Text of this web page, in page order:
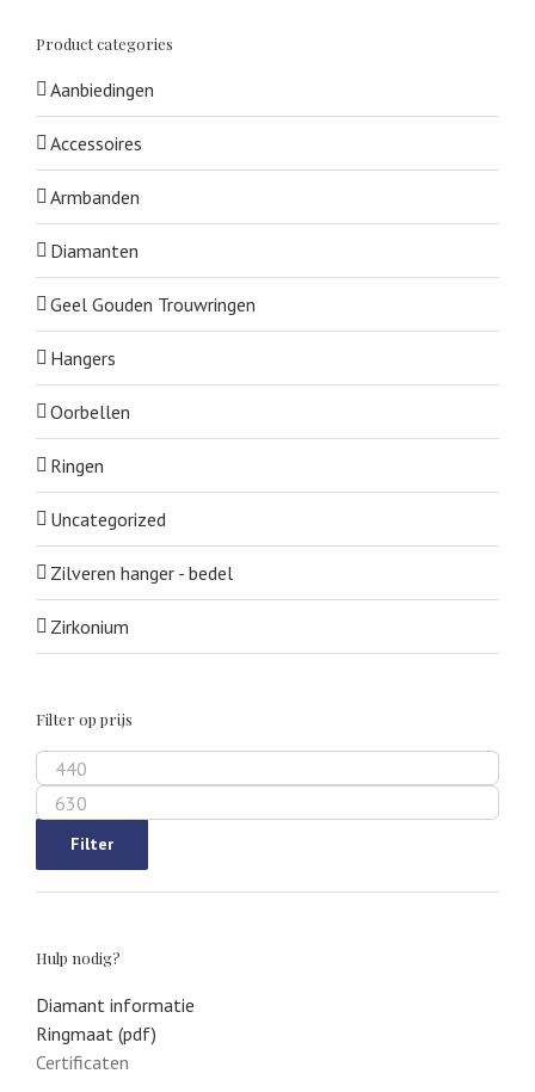
Product categories
Aanbiedingen
Accessoires
Armbanden
Diamanten
Geel Gouden Trouwringen
Hangers
Oorbellen
Ringen
Uncategorized
Zilveren hanger - bedel
Zirkonium
Filter op prijs
Min.
prijs
Max.
prijs
Filter
Hulp nodig?
Diamant informatie
Ringmaat (pdf)
Certificaten